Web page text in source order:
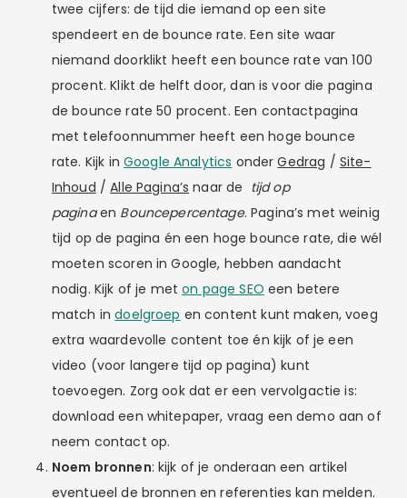
twee cijfers: de tijd die iemand op een site
spendeert en de bounce rate. Een site waar
niemand doorklikt heeft een bounce rate van 100
procent. Klikt de helft door, dan is voor die pagina
de bounce rate 50 procent. Een contactpagina
met telefoonnummer heeft een hoge bounce
rate. Kijk in Google Analytics onderGedrag / Site-
Inhoud /Alle Pagina’s naar de tijd op
paginaen Bouncepercentage. Pagina’s met weinig
tijd op de pagina én een hoge bounce rate, die wél
moeten scoren in Google, hebben aandacht
nodig. Kijk of je meton page SEO een betere
match indoelgroep en content kunt maken, voeg
extra waardevolle content toe én kijk of je een
video (voor langere tijd op pagina) kunt
toevoegen. Zorg ook dat er een vervolgactie is:
download een whitepaper, vraag een demo aan of
neem contact op.
Noem bronnen: kijk of je onderaan een artikel
eventueel de bronnen en referenties kan melden.